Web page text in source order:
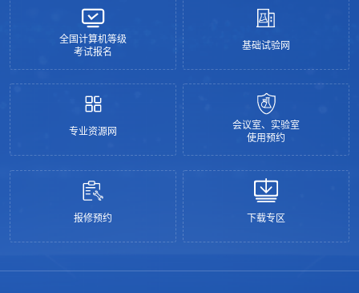
全国计算机等级
考试报名
基础试验网
专业资源网
会议室、实验室
使用预约
报修预约 下载专区